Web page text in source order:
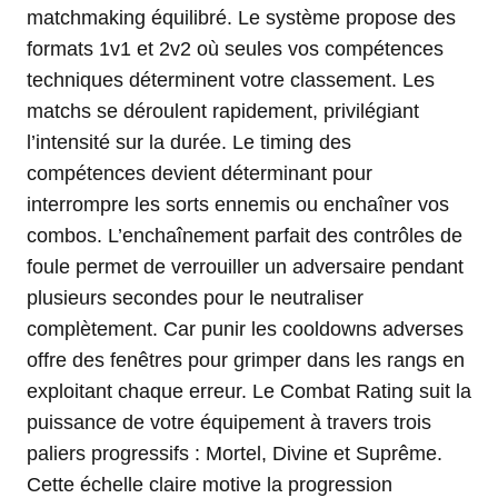
matchmaking équilibré. Le système propose des
formats 1v1 et 2v2 où seules vos compétences
techniques déterminent votre classement. Les
matchs se déroulent rapidement, privilégiant
l’intensité sur la durée. Le timing des
compétences devient déterminant pour
interrompre les sorts ennemis ou enchaîner vos
combos. L’enchaînement parfait des contrôles de
foule permet de verrouiller un adversaire pendant
plusieurs secondes pour le neutraliser
complètement. Car punir les cooldowns adverses
offre des fenêtres pour grimper dans les rangs en
exploitant chaque erreur. Le Combat Rating suit la
puissance de votre équipement à travers trois
paliers progressifs : Mortel, Divine et Suprême.
Cette échelle claire motive la progression